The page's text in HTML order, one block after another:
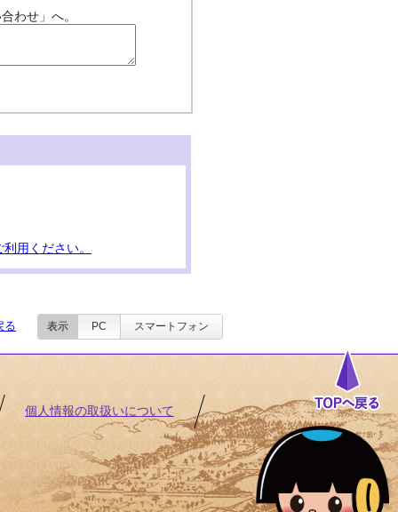
わせ」へ。
用ください。
る 表示 PC スマートフォン
個人情報の取扱いについて